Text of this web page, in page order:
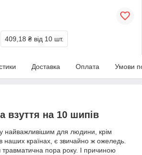
409,18 ₴ від 10 шт.
Доставка Оплата Умови
взуття на 10 шипів
найважливішим для людини, крім
наших країнах, є звичайно ж ожеледь.
пора року. І причиною